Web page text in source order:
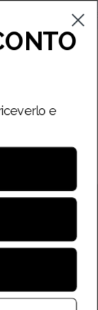
€49,90 per
e